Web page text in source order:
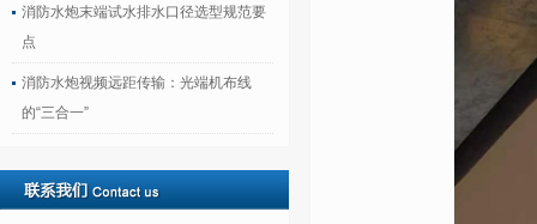
消防水炮末端试水排水口径选型规范要
点
消防水炮视频远距传输：光端机布线
的“三合一”